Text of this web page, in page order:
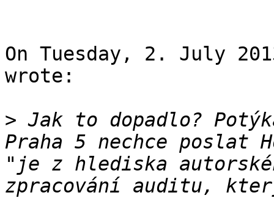
On Tuesday, 2. July
wrote:
> Jak to dopadlo?
Praha 5 nechce poslat
"je z hlediska
zpracování auditu,